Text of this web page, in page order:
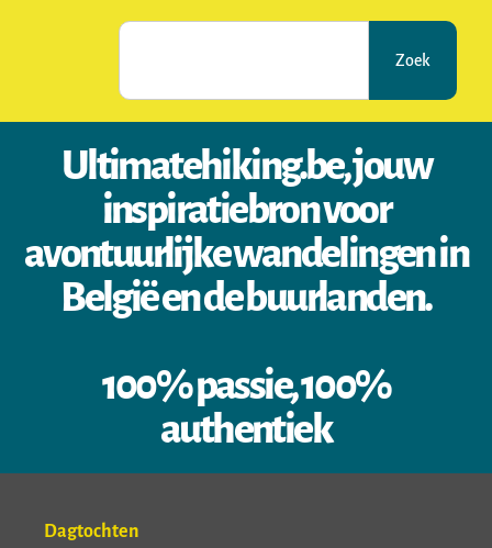
Zoek
Ultimatehiking.be, jouw
inspiratiebron voor
avontuurlijke wandelingen in
België en de buurlanden.
100% passie, 100%
authentiek
Dagtochten